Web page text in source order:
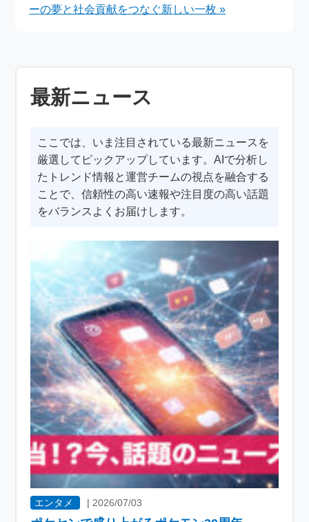
ーの夢と社会貢献をつなぐ新しい一枚 »
最新ニュース
ここでは、いま注目されている最新ニュースを
厳選してピックアップしています。AIで分析し
たトレンド情報と運営チームの視点を融合する
ことで、信頼性の高い速報や注目度の高い話題
をバランスよくお届けします。
エンタメ | 2026/07/03